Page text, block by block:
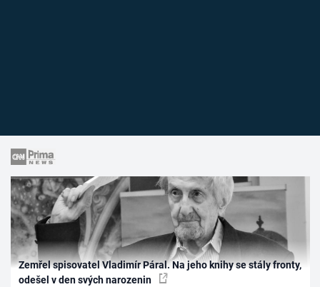
Zemřel spisovatel Vladimír Páral. Na jeho knihy se stály fronty,
odešel v den svých narozenin